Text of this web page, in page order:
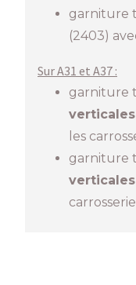
garniture
(2403)
Sur A31 et A37 :
garniture
les
garniture
verticales